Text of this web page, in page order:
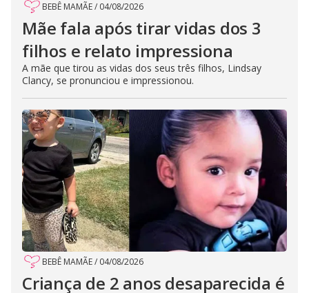
BEBÊ MAMÃE/ 04/08/2026
Mãe fala após tirar vidas dos 3
filhos e relato impressiona
A mãe que tirou as vidas dos seus três filhos, Lindsay
Clancy, se pronunciou e impressionou.
BEBÊ MAMÃE/ 04/08/2026
Criança de 2 anos desaparecida é